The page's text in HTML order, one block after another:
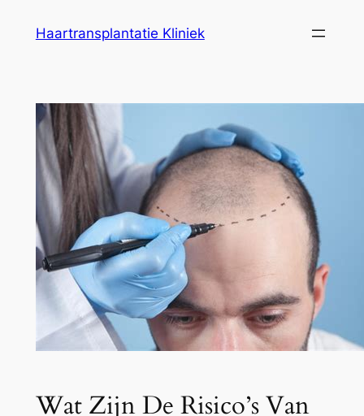
Haartransplantatie Kliniek
Wat Zijn De Risico’s Van